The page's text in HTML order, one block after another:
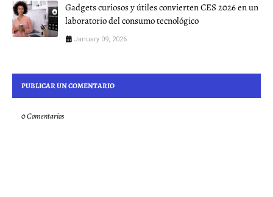
Gadgets curiosos y útiles convierten CES 2026 en un
laboratorio del consumo tecnológico
January 09, 2026
PUBLICAR UN COMENTARIO
0 Comentarios